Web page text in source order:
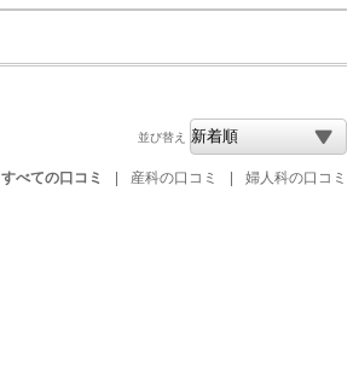
並び替え
すべての口コミ | 産科の口コミ | 婦人科の口コミ